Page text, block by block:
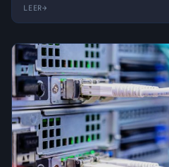
LEER